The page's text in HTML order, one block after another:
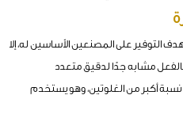
التوفير على المصنعين الأساسين له، إلا
مشابه جدًا لدقيق متعدد
نسبة أكبر من الغلوتين، وهو يستخدم